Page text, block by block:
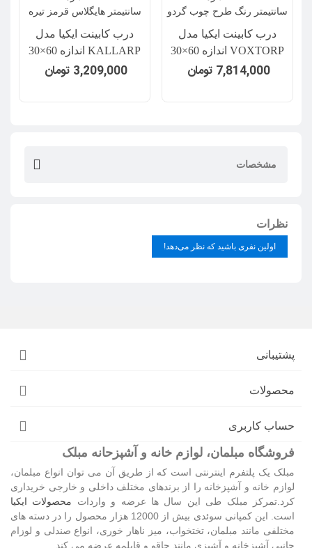
درب کابینت ایکیا مدل
VOXTORP اندازه 60×30
سانتیمتر رنگ طرح چوب
7,814,000 تومان
درب کابینت ایکیا مدل
KALLARP اندازه 60×30
سانتیمتر هایگلاس قرمز
3,209,000 تومان
مشخصات
نظرات
اولین نفری باشید که نظر می‌دهد!
پشتیبانی
محصولات
حساب کاربری
فروشگاه مبلمان، لوازم خانه و آشپزحانه مبلک
مبلک یک پلتفرم اینترنتی است که از طریق آن می توان انواع مبلمان،
لوازم خانه و آشپزخانه را از برندهای مختلف داخلی و خارجی خریداری
کرد.تمرکز مبلک طی این سال ها عرضه و واردات محصولات ایکیا
است. این کمپانی سوئدی بیش از 12000 هزار محصول را در دسته های
مختلفی مانند مبلمان، تختخواب، میز ناهار خوری، انواع صندلی و لوزام
جانبی آشپزخانه و آشپزی مانند چاقو و قابلمه عرضه می کند.